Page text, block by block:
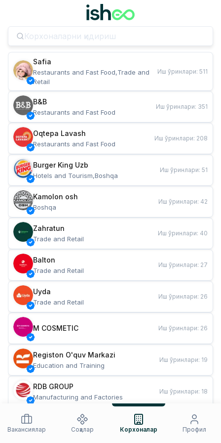
Safia
Restaurants and Fast Food,Trade and
Retail
Иш ўринлари: 511
B&B
Restaurants and Fast Food
Иш ўринлари: 351
Oqtepa Lavash
Restaurants and Fast Food
Иш ўринлари: 208
Burger King Uzb
Hotels and Tourism,Boshqa
Иш ўринлари: 51
Kamolon osh
Boshqa
Иш ўринлари: 42
Zahratun
Trade and Retail
Иш ўринлари: 40
Balton
Trade and Retail
Иш ўринлари: 27
Uyda
Trade and Retail
Иш ўринлари: 26
M COSMETIC Иш ўринлари: 26
Registon O'quv Markazi
Education and Training
Иш ўринлари: 19
RDB GROUP
Manufacturing and Factories
Иш ўринлари: 18
Restaurants and Fast Food
Иш ўринлари
Вакансиялар
Соҳалар Корхоналар Профил